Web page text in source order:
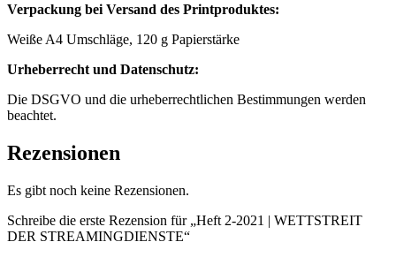
Verpackung bei Versand des Printproduktes:
Weiße A4 Umschläge, 120 g Papierstärke
Urheberrecht und Datenschutz:
Die DSGVO und die urheberrechtlichen Bestimmungen werden
beachtet.
Rezensionen
Es gibt noch keine Rezensionen.
Schreibe die erste Rezension für „Heft 2-2021 | WETTSTREIT
DER STREAMINGDIENSTE“